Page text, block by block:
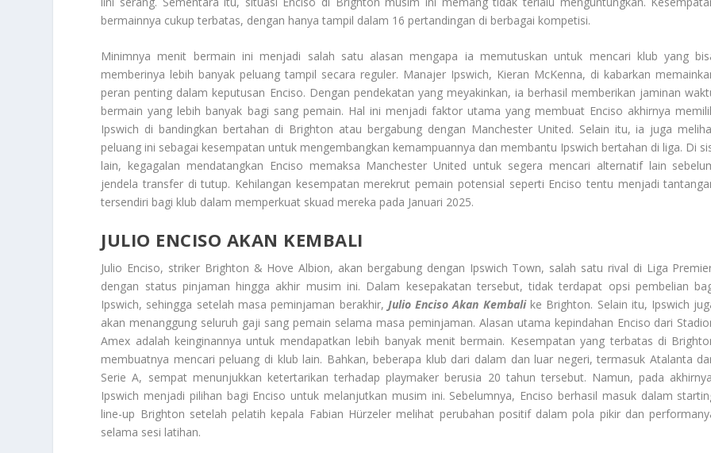
bermainnya cukup terbatas, dengan hanya tampil dalam 16 pertandingan di berbagai kompetisi.
Minimnya menit bermain ini menjadi salah satu alasan mengapa ia memutuskan untuk mencari klub yang
memberinya lebih banyak peluang tampil secara reguler. Manajer Ipswich, Kieran McKenna, di kabarkan
peran penting dalam keputusan Enciso. Dengan pendekatan yang meyakinkan, ia berhasil memberikan jaminan
bermain yang lebih banyak bagi sang pemain. Hal ini menjadi faktor utama yang membuat Enciso akhirnya
Ipswich di bandingkan bertahan di Brighton atau bergabung dengan Manchester United. Selain itu, ia juga
peluang ini sebagai kesempatan untuk mengembangkan kemampuannya dan membantu Ipswich bertahan di liga. Di
lain, kegagalan mendatangkan Enciso memaksa Manchester United untuk segera mencari alternatif lain
jendela transfer di tutup. Kehilangan kesempatan merekrut pemain potensial seperti Enciso tentu menjadi
tersendiri bagi klub dalam memperkuat skuad mereka pada Januari 2025.
JULIO ENCISO AKAN KEMBALI
Julio Enciso, striker Brighton & Hove Albion, akan bergabung dengan Ipswich Town, salah satu rival di Liga
dengan status pinjaman hingga akhir musim ini. Dalam kesepakatan tersebut, tidak terdapat opsi pembelian
Ipswich, sehingga setelah masa peminjaman berakhir, Julio Enciso Akan Kembalike Brighton. Selain itu, Ipswich
akan menanggung seluruh gaji sang pemain selama masa peminjaman. Alasan utama kepindahan Enciso dari
Amex adalah keinginannya untuk mendapatkan lebih banyak menit bermain. Kesempatan yang terbatas di
membuatnya mencari peluang di klub lain. Bahkan, beberapa klub dari dalam dan luar negeri, termasuk Atalanta
Serie A, sempat menunjukkan ketertarikan terhadap playmaker berusia 20 tahun tersebut. Namun, pada
Ipswich menjadi pilihan bagi Enciso untuk melanjutkan musim ini. Sebelumnya, Enciso berhasil masuk dalam
line-up Brighton setelah pelatih kepala Fabian Hürzeler melihat perubahan positif dalam pola pikir dan
selama sesi latihan.